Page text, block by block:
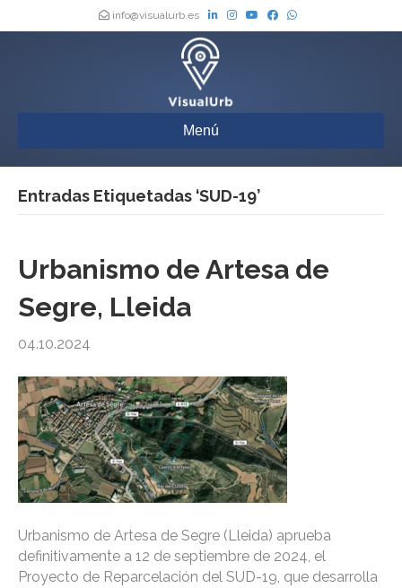
info@visualurb.es
Menú
Entradas Etiquetadas ‘SUD-19’
Urbanismo de Artesa de
Segre, Lleida
04.10.2024
Urbanismo de Artesa de Segre (Lleida) aprueba
definitivamente a 12 de septiembre de 2024, el
Proyecto de Reparcelación del SUD-19, que desarrolla